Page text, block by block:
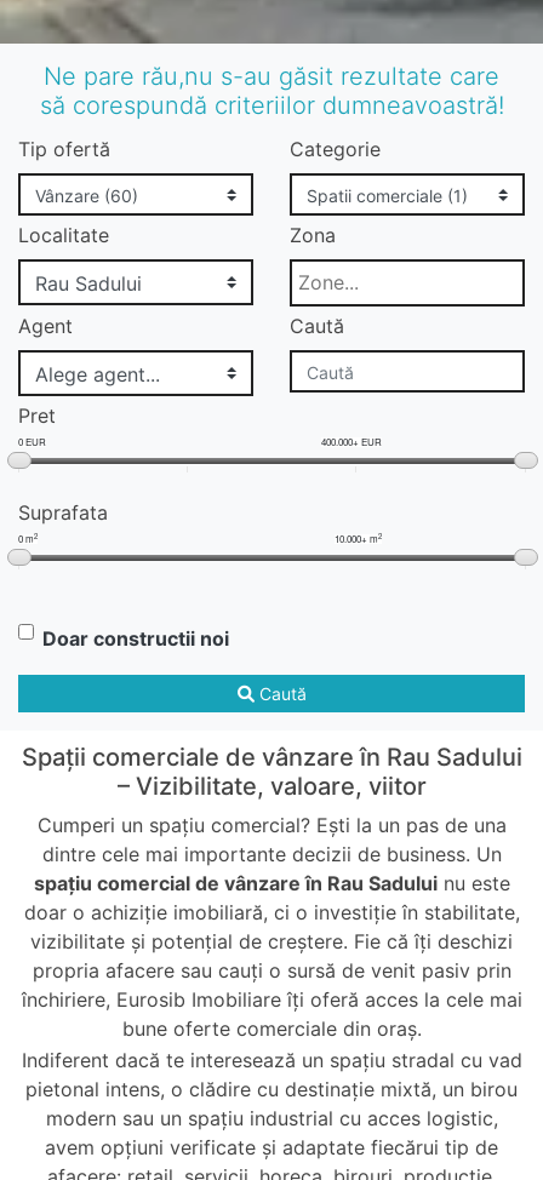
Ne pare rău,nu s-au găsit rezultate care
să corespundă criteriilor dumneavoastră!
Tip ofertă Categorie
Localitate Zona
Agent Caută
Pret
0 EUR 400.000+ EUR
Suprafata
0 m2 10.000+ m2
Doar constructii noi
Caută
Spații comerciale de vânzare în Rau Sadului
– Vizibilitate, valoare, viitor
Cumperi un spațiu comercial? Ești la un pas de una
dintre cele mai importante decizii de business. Un
spațiu comercial de vânzare în Rau Saduluinu este
doar o achiziție imobiliară, ci o investiție în stabilitate,
vizibilitate și potențial de creștere. Fie că îți deschizi
propria afacere sau cauți o sursă de venit pasiv prin
închiriere, Eurosib Imobiliare îți oferă acces la cele mai
bune oferte comerciale din oraș.
Indiferent dacă te interesează un spațiu stradal cu vad
pietonal intens, o clădire cu destinație mixtă, un birou
modern sau un spațiu industrial cu acces logistic,
avem opțiuni verificate și adaptate fiecărui tip de